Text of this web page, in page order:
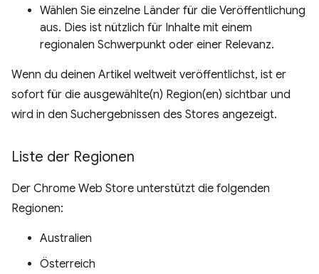
Wählen Sie einzelne Länder für die Veröffentlichung
aus. Dies ist nützlich für Inhalte mit einem
regionalen Schwerpunkt oder einer Relevanz.
Wenn du deinen Artikel weltweit veröffentlichst, ist er
sofort für die ausgewählte(n) Region(en) sichtbar und
wird in den Suchergebnissen des Stores angezeigt.
Liste der Regionen
Der Chrome Web Store unterstützt die folgenden
Regionen:
Australien
Österreich